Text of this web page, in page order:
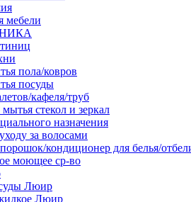
мебели
НИКА
пола/ковров
посуды
кафеля/труб
стекол и зеркал
назначения
за волосами
кондиционер для белья/
моющее ср-во
Люир
Люир